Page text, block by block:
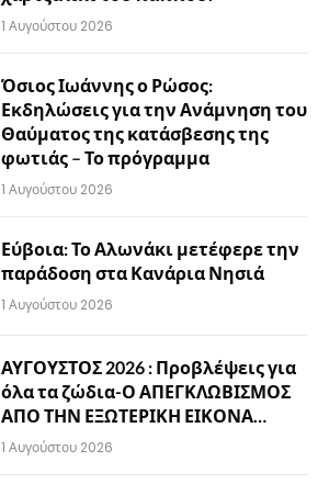
1 Αυγούστου 2026
Όσιος Ιωάννης ο Ρώσος:
Εκδηλώσεις για την Ανάμνηση του
Θαύματος της κατάσβεσης της
φωτιάς – Το πρόγραμμα
1 Αυγούστου 2026
Εύβοια: Το Αλωνάκι μετέφερε την
παράδοση στα Κανάρια Νησιά
1 Αυγούστου 2026
ΑΥΓΟΥΣΤΟΣ 2026 : Προβλέψεις για
όλα τα ζώδια-Ο ΑΠΕΓΚΛΩΒΙΣΜΟΣ
ΑΠΟ ΤΗΝ ΕΞΩΤΕΡΙΚΗ ΕΙΚΟΝΑ…
1 Αυγούστου 2026